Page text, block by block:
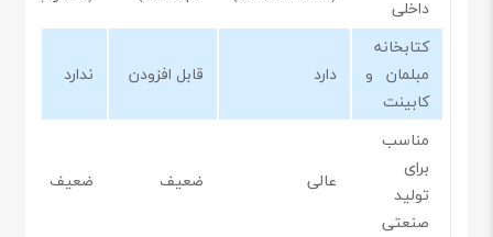
داخلی
کتابخانه
مبلمان و
کابینت
دارد قابل افزودن ندارد
مناسب
برای
تولید
صنعتی
عالی ضعیف ضعیف